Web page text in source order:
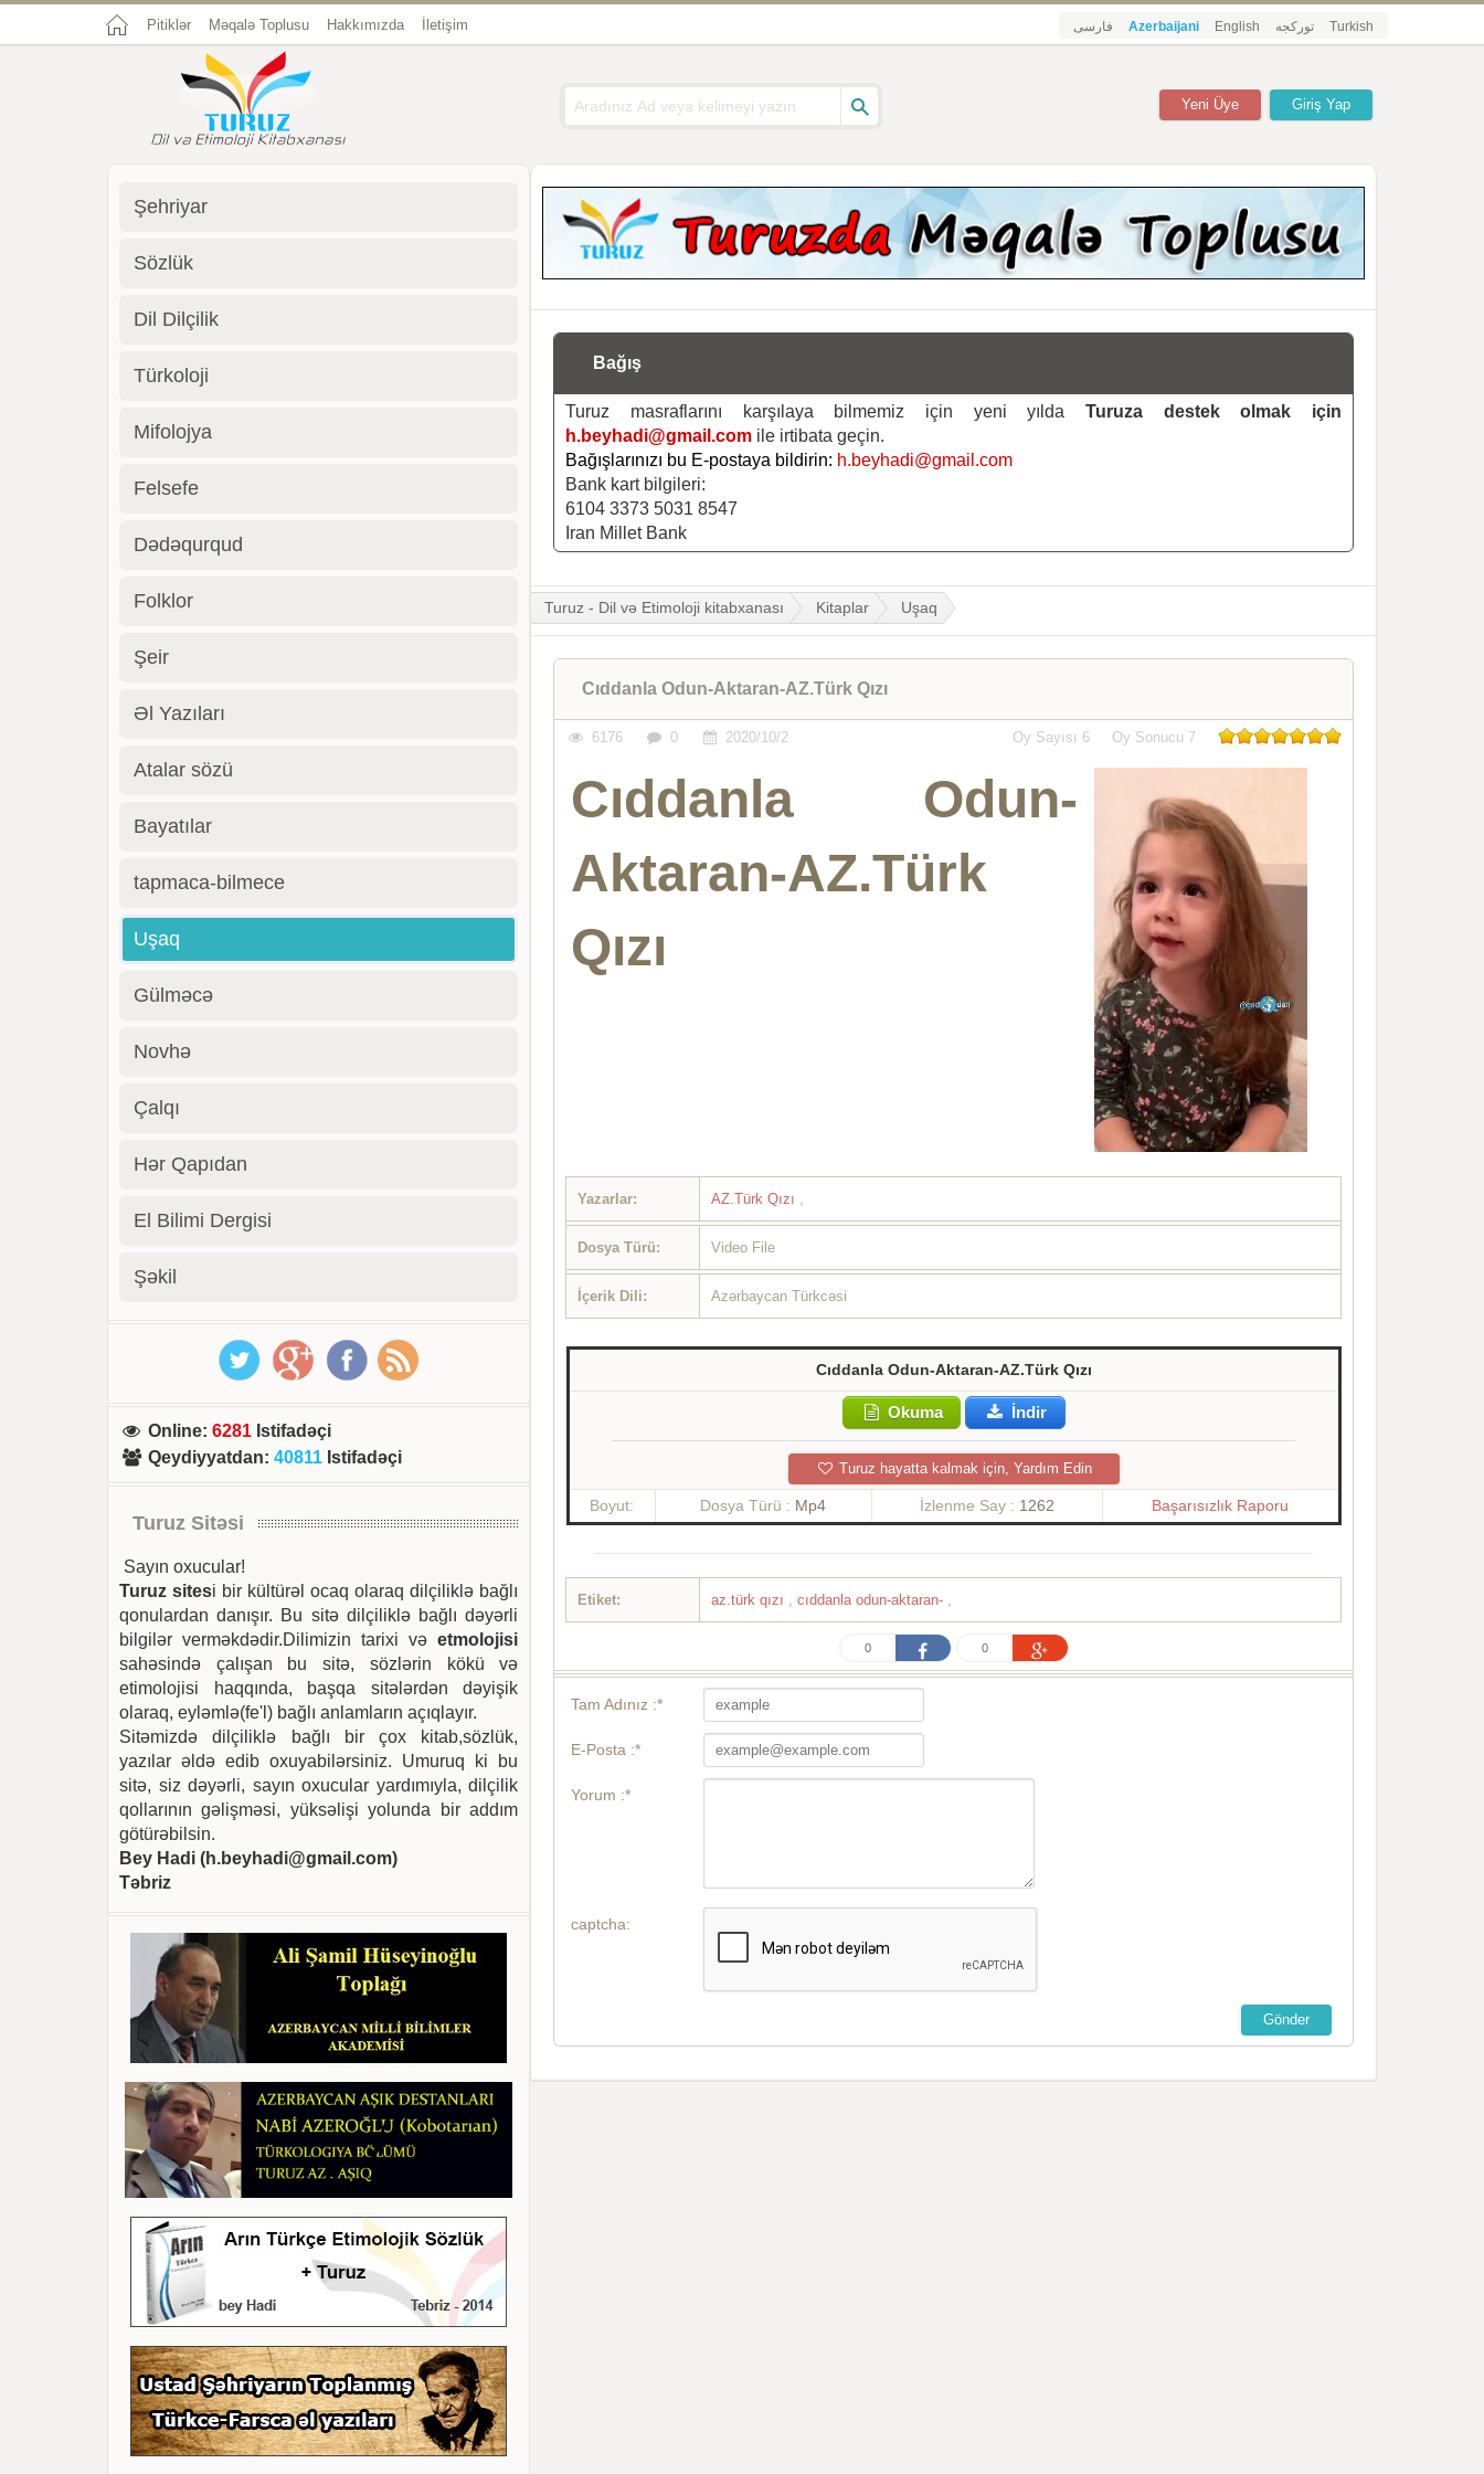
Pitiklər Məqalə Toplusu Hakkımızda İletişim فارسی Azerbaijani English تورکجه Turkish
Giriş Yap
Yeni Üye
Bağış
Turuz masraflarını karşılaya bilmemiz için yeni yıldaTuruza destek olmak için
h.beyhadi@gmail.com ile irtibata geçin.
Bağışlarınızı bu E-postaya bildirin: h.beyhadi@gmail.com
Bank kart bilgileri:
6104 3373 5031 8547
Iran Millet Bank
Turuz - Dil və Etimoloji kitabxanası Kitaplar Uşaq
Cıddanla Odun-Aktaran-AZ.Türk Qızı
6176 0 2020/10/2 Oy Sayısı 6 Oy Sonucu 7
Cıddanla Odun-
Aktaran-AZ.Türk
Qızı
Yazarlar: AZ.Türk Qızı ,
Dosya Türü: Video File
İçerik Dili: Azərbaycan Türkcəsi
Cıddanla Odun-Aktaran-AZ.Türk Qızı
Okuma İndir
Turuz hayatta kalmak için, Yardım Edin
Boyut: Dosya Türü : Mp4 İzlenme Say : 1262 Başarısızlık Raporu
Etiket: az.türk qızı ,cıddanla odun-aktaran- ,
0 0
Tam Adınız :*
E-Posta :*
Yorum :*
captcha:
Şehriyar
Sözlük
Dil Dilçilik
Türkoloji
Mifolojya
Felsefe
Dədəqurqud
Folklor
Şeir
Əl Yazıları
Atalar sözü
Bayatılar
tapmaca-bilmece
Uşaq
Gülməcə
Novhə
Çalqı
Hər Qapıdan
El Bilimi Dergisi
Şəkil
Online:6281 Istifadəçi
Qeydiyyatdan:40811 Istifadəçi
Turuz Sitəsi
Sayın oxucular!
Turuz sitesi bir kültürəl ocaq olaraq dilçiliklə bağlı
qonulardan danışır. Bu sitə dilçiliklə bağlı dəyərli
bilgilər verməkdədir.Dilimizin tarixi vəetmolojisi
sahəsində çalışan bu sitə, sözlərin kökü və
etimolojisi haqqında, başqa sitələrdən dəyişik
olaraq, eyləmlə(fe'l) bağlı anlamların açıqlayır.
Sitəmizdə dilçiliklə bağlı bir çox kitab,sözlük,
yazılar əldə edib oxuyabilərsiniz. Umuruq ki bu
sitə, siz dəyərli, sayın oxucular yardımıyla, dilçilik
qollarının gəlişməsi, yüksəlişi yolunda bir addım
götürəbilsin.
Bey Hadi (h.beyhadi@gmail.com)
Təbriz